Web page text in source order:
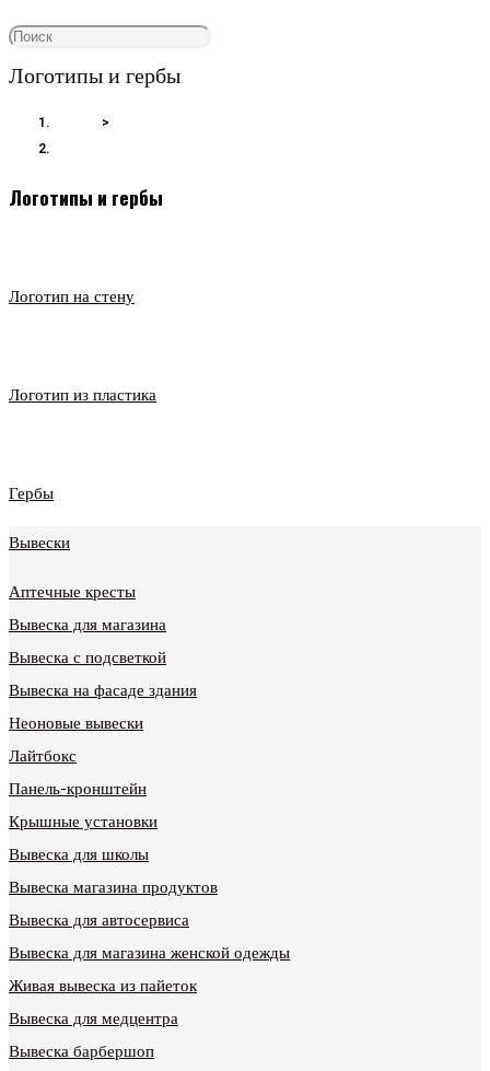
Логотипы и гербы
>
Логотипы и гербы
Логотип на стену
Логотип из пластика
Гербы
Вывески
Аптечные кресты
Вывеска для магазина
Вывеска с подсветкой
Вывеска на фасаде здания
Неоновые вывески
Лайтбокс
Панель-кронштейн
Крышные установки
Вывеска для школы
Вывеска магазина продуктов
Вывеска для автосервиса
Вывеска для магазина женской одежды
Живая вывеска из пайеток
Вывеска для медцентра
Вывеска барбершоп